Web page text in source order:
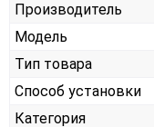
Производитель
Модель
Тип товара
Способ установки
Категория